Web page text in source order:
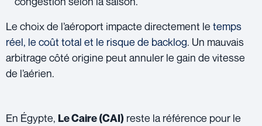
Le choix de l’aéroport impacte directement le temps
réel, le coût total et le risque de backlog. Un mauvais
arbitrage côté origine peut annuler le gain de vitesse
de l’aérien.
En Égypte, Le Caire (CAI) reste la référence pour le